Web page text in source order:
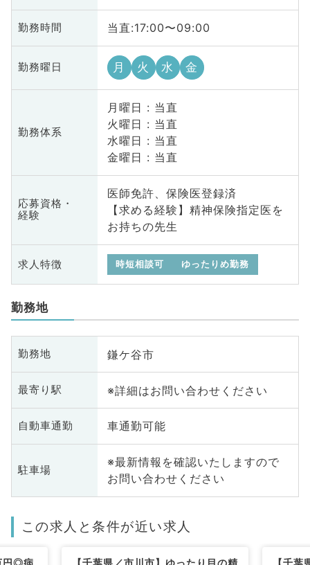
勤務時間 当直:17:00〜09:00
勤務曜日 月 火 水 金
勤務体系
月曜日 : 当直
火曜日 : 当直
水曜日 : 当直
金曜日 : 当直
応募資格・
経験
医師免許、保険医登録済
【求める経験】精神保険指定医を
お持ちの先生
求人特徴 時短相談可 ゆったりめ勤務
勤務地
勤務地 鎌ケ谷市
最寄り駅 ※詳細はお問い合わせください
自動車通勤 車通勤可能
駐車場
※最新情報を確認いたしますので
お問い合わせください
この求人と条件が近い求人
円◎病
【千葉県／市川市】ゆったり目の精
【千